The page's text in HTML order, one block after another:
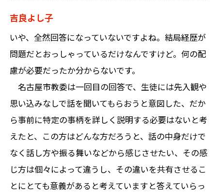
吉良よし子
いや、全然回答になっていないですよね。結局経歴が
問題だとおっしゃっているだけなんですけど。何の配
慮が必要だったか分からないです。
名古屋市教委は一回目の回答で、生徒には先入観や
思い込みなしで話を聞いてもらおうと意図した、だか
ら事前に特定の事柄を詳しく説明する必要はないと考
えたと、この方はどんな方だろうと、話の中身だけで
なく話し方や振る舞いなどから感じさせたい、その感
じ方は個々によって違うし、その違いを共有させるこ
とにとても意義があると考えていますと答えていらっ